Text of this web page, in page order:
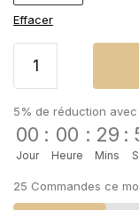
Effacer
5% de réduction avec
00
Jour
: 00
Heure
: 29
Mins
:
25 Commandes ce